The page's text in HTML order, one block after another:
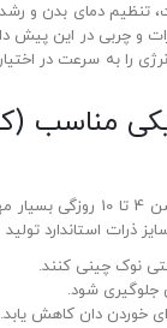
تنظیم دمای بدن و رشد
و چربی در این پیش
را به سرعت در
مناسب
اندازه ذرات دان در سن 4 تا
ذرات استاندارد
نوک‌ چینی کنند.
جلوگیری شود.
خوردن دان کاهش یابد.